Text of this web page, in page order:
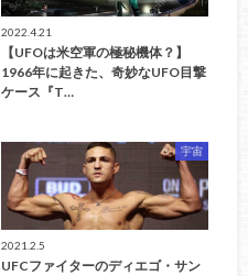
2022.4.21
【UFOは米空軍の極秘機体？】
1966年に起きた、奇妙なUFO目撃
ケース『T…
宇宙
2021.2.5
UFCファイターのディエゴ・サン